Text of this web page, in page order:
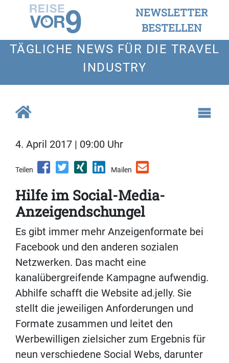
NEWSLETTER
BESTELLEN
TÄGLICHE NEWS FÜR DIE TRAVEL
INDUSTRY
4. April 2017 | 09:00 Uhr
Teilen Mailen
Hilfe im Social-Media-
Anzeigendschungel
Es gibt immer mehr Anzeigenformate bei
Facebook und den anderen sozialen
Netzwerken. Das macht eine
kanalübergreifende Kampagne aufwendig.
Abhilfe schafft die Website ad.jelly. Sie
stellt die jeweiligen Anforderungen und
Formate zusammen und leitet den
Werbewilligen zielsicher zum Ergebnis für
neun verschiedene Social Webs, darunter